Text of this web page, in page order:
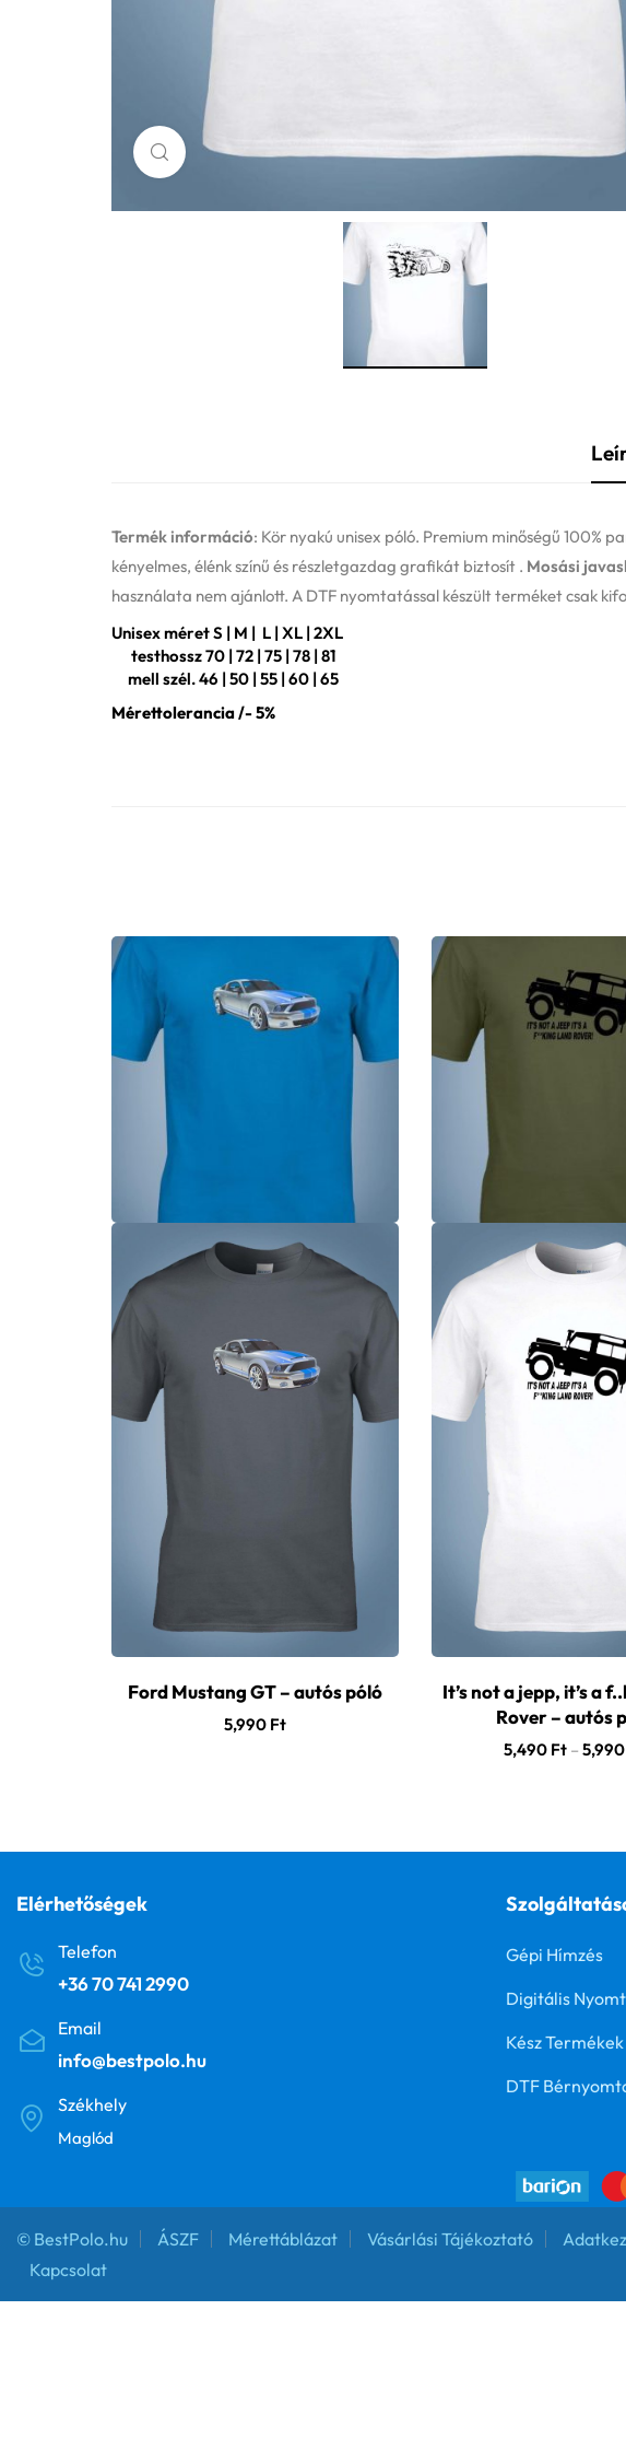
Click to enlarge
Termék információ: Kör nyakú unisex póló. Premium minőségű
kényelmes, élénk színű és részletgazdag grafikát biztosít . Mosási
használata nem ajánlott. A DTF nyomtatással készült terméket csak
Unisex méret S | M | L | XL | 2XL
testhossz 70 | 72 | 75 | 78 | 81
mell szél. 46 | 50 | 55 | 60 | 65
Mérettolerancia /- 5%
Ford Mustang GT – autós póló
5,990 Ft
It’s not a jepp, it’s a
Rover – autós
5,490 Ft – 5,990
Elérhetőségek
Telefon
+36 70 741 2990
Email
info@bestpolo.hu
Székhely
Maglód
Gépi Hímzés
Digitális
Kész Termékek
DTF
© BestPolo.hu ÁSZF Mérettáblázat Vásárlási Tájékoztató
Kapcsolat